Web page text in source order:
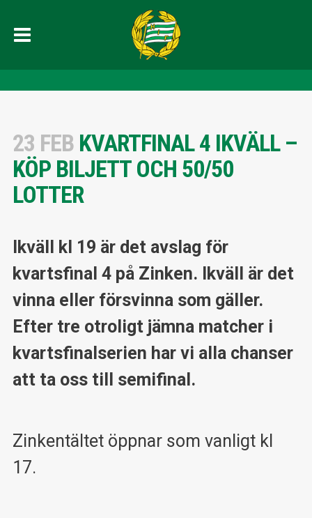
23 FEBKVARTFINAL 4 IKVÄLL –
KÖP BILJETT OCH 50/50
LOTTER
Ikväll kl 19 är det avslag för
kvartsfinal 4 på Zinken. Ikväll är det
vinna eller försvinna som gäller.
Efter tre otroligt jämna matcher i
kvartsfinalserien har vi alla chanser
att ta oss till semifinal.
Zinkentältet öppnar som vanligt kl
17.